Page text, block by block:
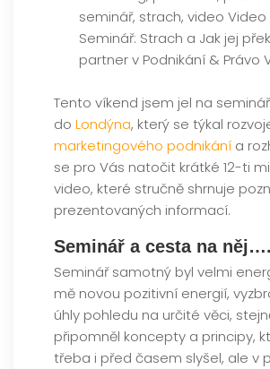
Tento víkend jsem jel na seminář
do Londýna, který se týkal
marketingového podnikání a
se pro Vás natočit krátké 12-ti
video, které stručně shrnuje
prezentovaných informací.
Seminář a cesta na něj….
Seminář samotný byl velmi
mě novou pozitivní energií,
úhly pohledu na určité věci,
připomněl koncepty a principy,
třeba i před časem slyšel, ale v